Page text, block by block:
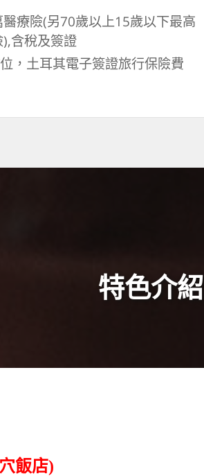
療險(另70歲以上15歲以下最高
含稅及簽證
，土耳其電子簽證旅行保險費
特色介紹
飯店)